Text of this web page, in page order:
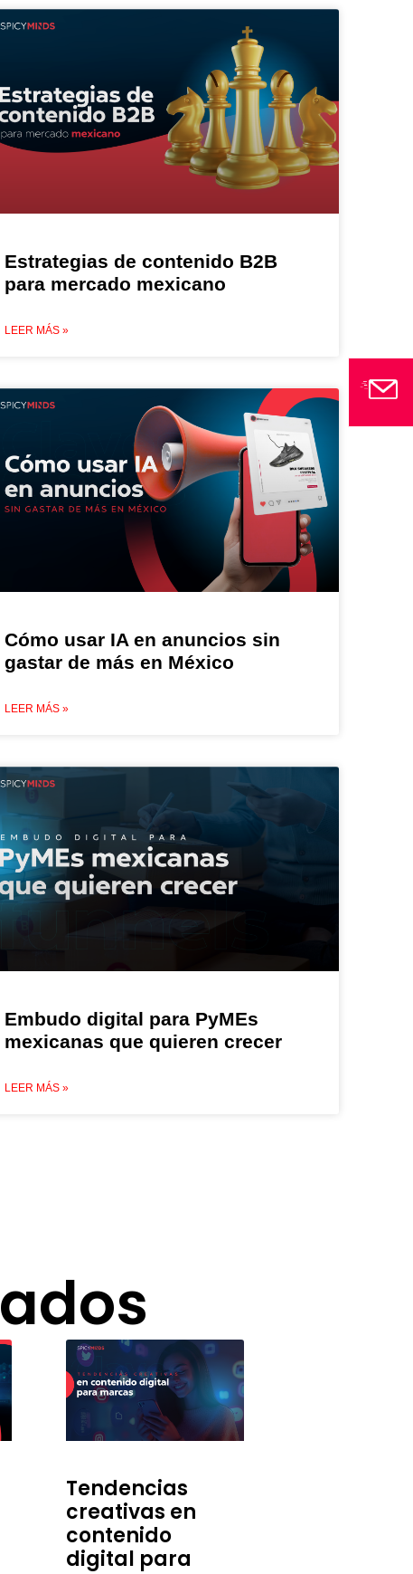
Estrategias de contenido B2B
para mercado mexicano
LEER MÁS »
Cómo usar IA en anuncios sin
gastar de más en México
LEER MÁS »
Embudo digital para PyMEs
mexicanas que quieren crecer
LEER MÁS »
Tendencias
creativas en
contenido
digital para